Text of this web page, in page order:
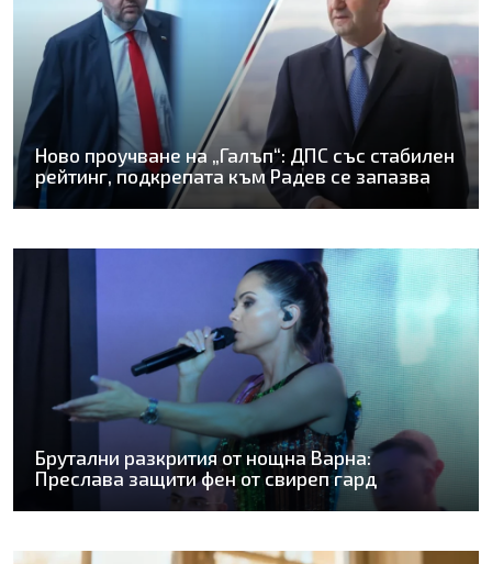
Ново проучване на „Галъп“: ДПС със стабилен
рейтинг, подкрепата към Радев се запазва
Брутални разкрития от нощна Варна:
Преслава защити фен от свиреп гард